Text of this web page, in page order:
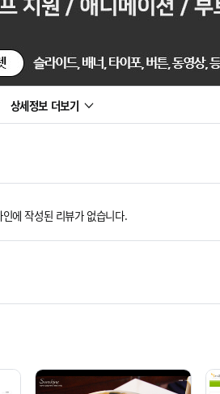
본내장, 팝업, 동영상제품
]
BZer 1003 [기업 반응형]
단순복사 : ￦ 200,000
상세정보 더보기
에 작성된 리뷰가 없습니다.